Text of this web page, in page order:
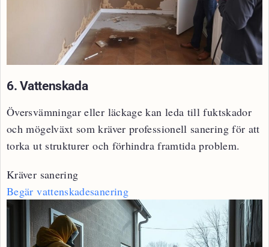
6. Vattenskada
Översvämningar eller läckage kan leda till fuktskador
och mögelväxt som kräver professionell sanering för att
torka ut strukturer och förhindra framtida problem.
Kräver sanering
Begär vattenskadesanering